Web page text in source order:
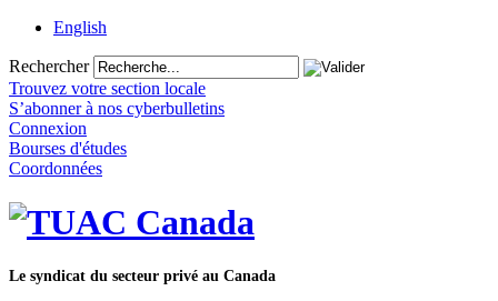
English
Rechercher
Trouvez votre section locale
S’abonner à nos cyberbulletins
Connexion
Bourses d'études
Coordonnées
Le syndicat du secteur privé au Canada